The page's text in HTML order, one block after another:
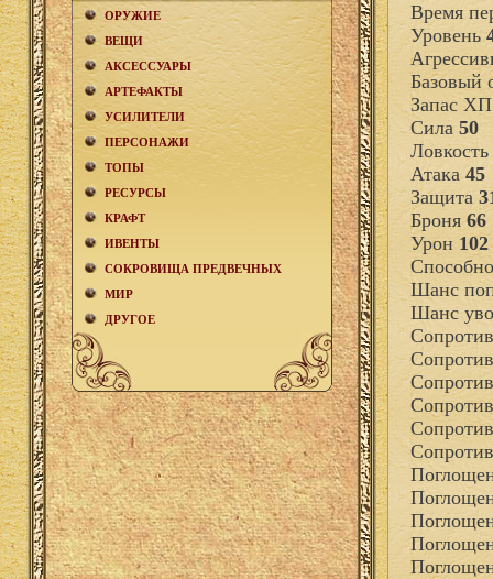
ОРУЖИЕ
ВЕЩИ
АКCЕСCУАРЫ
АРТЕФАКТЫ
УСИЛИТЕЛИ
ПЕРСОНАЖИ
ТОПЫ
РЕСУРСЫ
КРАФТ
ИВЕНТЫ
СОКРОВИЩА ПРЕДВЕЧНЫХ
МИР
ДРУГОЕ
Время
Уровень
Базовый
Запас
Сила 50
Ловкость
Атака 45
Защита
Броня 66
Урон 102
Шанс
Шанс